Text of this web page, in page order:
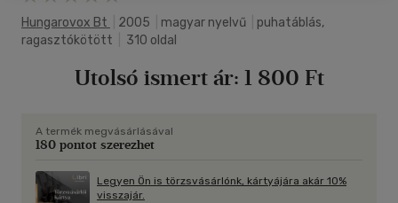
Hungarovox Bt 2005 magyar nyelvű
puhatáblás,
ragasztókötött
310 oldal
Utolsó ismert ár: 1 800 Ft
A termék megvásárlásával
180 pontot szerezhet
Legyen Ön is törzsvásárlónk, kártyájára akár 10%
visszajár.